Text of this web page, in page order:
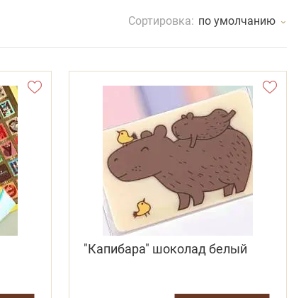
Сортировка: по умолчанию
"Капибара" шоколад белый